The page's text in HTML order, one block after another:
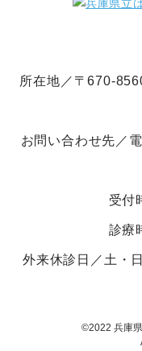
所在地／〒670-
お問い合わせ先／
受付
診療
外来休診日／土・
©2022 兵庫